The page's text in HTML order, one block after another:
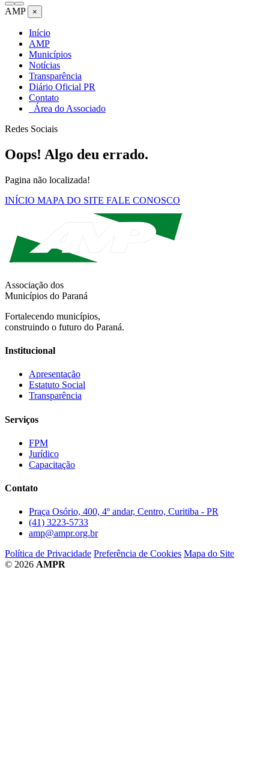
AMP ×
Início
AMP
Municípios
Notícias
Transparência
Diário Oficial PR
Contato
Área do Associado
Redes Sociais
Oops! Algo deu errado.
Pagina não localizada!
INÍCIO MAPA DO SITE FALE CONOSCO
Associação dos
Municípios do Paraná
Fortalecendo municípios,
construindo o futuro do Paraná.
Institucional
Apresentação
Estatuto Social
Transparência
Serviços
FPM
Jurídico
Capacitação
Contato
Praça Osório, 400, 4º andar, Centro, Curitiba - PR
(41) 3223-5733
amp@ampr.org.br
Política de Privacidade Preferência de Cookies Mapa do Site
© 2026 AMPR